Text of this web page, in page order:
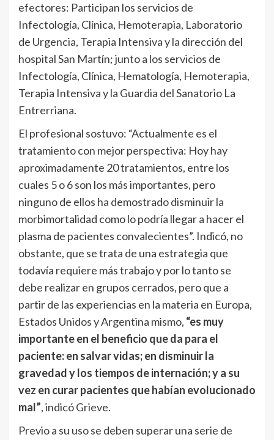
efectores: Participan los servicios de
Infectología, Clínica, Hemoterapia, Laboratorio
de Urgencia, Terapia Intensiva y la dirección del
hospital San Martín; junto a los servicios de
Infectología, Clínica, Hematología, Hemoterapia,
Terapia Intensiva y la Guardia del Sanatorio La
Entrerriana.
El profesional sostuvo: “Actualmente es el
tratamiento con mejor perspectiva: Hoy hay
aproximadamente 20 tratamientos, entre los
cuales 5 o 6 son los más importantes, pero
ninguno de ellos ha demostrado disminuir la
morbimortalidad como lo podría llegar a hacer el
plasma de pacientes convalecientes”. Indicó, no
obstante, que se trata de una estrategia que
todavía requiere más trabajo y por lo tanto se
debe realizar en grupos cerrados, pero que a
partir de las experiencias en la materia en Europa,
Estados Unidos y Argentina mismo, “es muy
importante en el beneficio que da para el
paciente: en salvar vidas; en disminuir la
gravedad y los tiempos de internación; y a su
vez en curar pacientes que habían evolucionado
mal”, indicó Grieve.
Previo a su uso se deben superar una serie de